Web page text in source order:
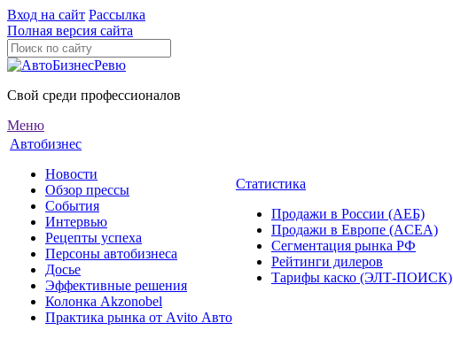
Вход на сайт Рассылка
Полная версия сайта
Свой среди профессионалов
Меню
Автобизнес
Новости
Обзор прессы
События
Интервью
Рецепты успеха
Персоны автобизнеса
Досье
Эффективные решения
Колонка Akzonobel
Практика рынка от Аvito Авто
Статистика
Продажи в России (АЕБ)
Продажи в Европе (ACEA)
Сегментация рынка РФ
Рейтинги дилеров
Тарифы каско (ЭЛТ-ПОИСК)